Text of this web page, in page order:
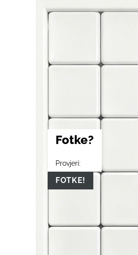
Fotke?
Provjeri:
FOTKE!